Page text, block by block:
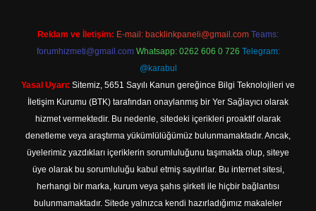
Reklam ve İletişim: E-mail: backlinkpaneli@gmail.com Teams:
forumhizmeti@gmail.com Whatsapp: 0262 606 0 726 Telegram:
@karabul
Yasal Uyarı: Sitemiz, 5651 Sayılı Kanun gereğince Bilgi Teknolojileri ve
İletişim Kurumu (BTK) tarafından onaylanmış bir Yer Sağlayıcı olarak
hizmet vermektedir. Bu nedenle, sitedeki içerikleri proaktif olarak
denetleme veya araştırma yükümlülüğümüz bulunmamaktadır. Ancak,
üyelerimiz yazdıkları içeriklerin sorumluluğunu taşımakta olup, siteye
üye olarak bu sorumluluğu kabul etmiş sayılırlar. Bu internet sitesi,
herhangi bir marka, kurum veya şahıs şirketi ile hiçbir bağlantısı
bulunmamaktadır. Sitede yalnızca kendi hazırladığımız makaleler